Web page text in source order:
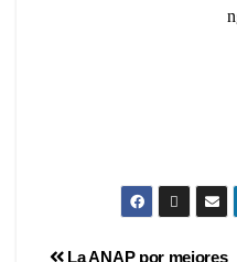
La ANAP por mejores